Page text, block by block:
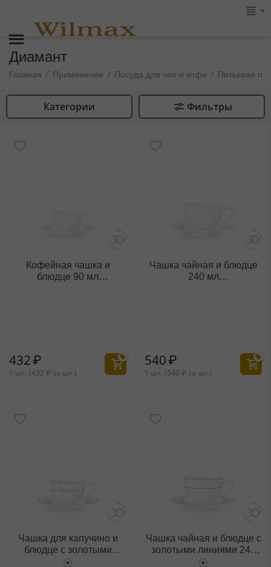
Диамант
Главная / Применение / Посуда для чая и кофе / Питьевая
Категории Фильтры
Кофейная чашка и
блюдце 90 мл
432₽
1 шт. (432 ₽ за шт.)
Чашка чайная и блюдце
240 мл
540₽
1 шт. (540 ₽ за шт.)
Чашка для капучино и
блюдце с золотыми
линиями 170 мл
Чашка чайная и блюдце с
золотыми линиями 240
мл WL‑880.102.404/AB